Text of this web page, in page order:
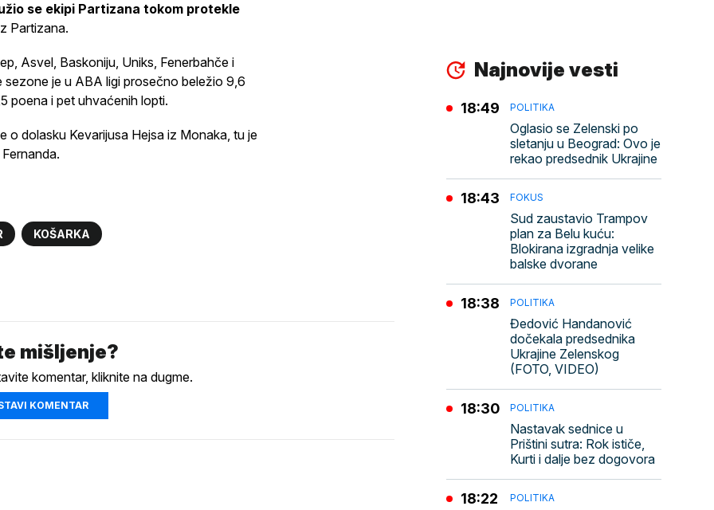
se ekipi Partizana tokom protekle
Partizana.
Asvel, Baskoniju, Uniks, Fenerbahče i
je u ABA ligi prosečno beležio 9,6
poena i pet uhvaćenih lopti.
o dolasku Kevarijusa Hejsa iz Monaka, tu je
KOŠARKA
mišljenje?
komentar, kliknite na dugme.
KOMENTAR
Najnovije vesti
POLITIKA
Oglasio se Zelenski po
sletanju u Beograd: Ovo je
rekao predsednik Ukrajine
18:49
FOKUS
Sud zaustavio Trampov
plan za Belu kuću:
Blokirana izgradnja velike
balske dvorane
18:43
POLITIKA
Đedović Handanović
dočekala predsednika
Ukrajine Zelenskog
(FOTO, VIDEO)
18:38
POLITIKA
Nastavak sednice u
Prištini sutra: Rok ističe,
Kurti i dalje bez dogovora
18:30
POLITIKA
18:22